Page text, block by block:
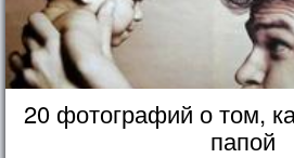
20 фотографий о том,
папой